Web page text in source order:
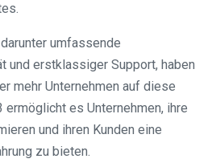
umfassende
und erstklassiger Support, haben
mehr Unternehmen auf diese
es Unternehmen, ihre
und ihren Kunden eine
zu bieten.